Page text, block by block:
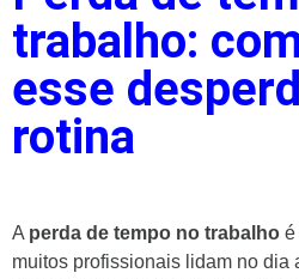
trabalho:
esse
rotina
A perda de tempo no trabalho é
muitos profissionais lidam no dia